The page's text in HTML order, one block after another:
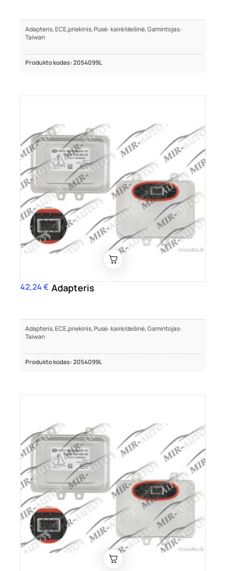
Adapteris, ECE,priekinis, Pusė: kairė/dešinė, Gamintojas:
Taiwan
Produkto kodas: 2054099L
Kaina
42,24 € Adapteris
Adapteris, ECE,priekinis, Pusė: kairė/dešinė, Gamintojas:
Taiwan
Produkto kodas: 2054099L